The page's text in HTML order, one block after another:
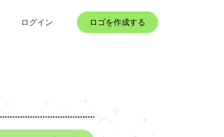
ログイン ロゴを作成する